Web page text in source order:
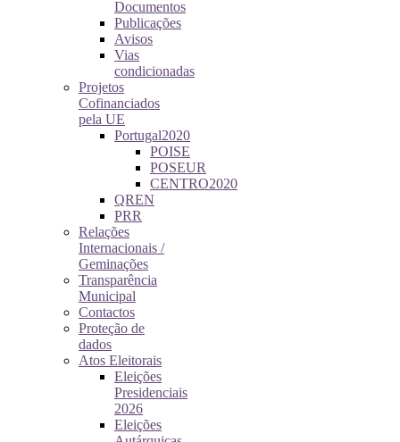
Documentos
Publicações
Avisos
Vias
condicionadas
Projetos
Cofinanciados
pela UE
Portugal2020
POISE
POSEUR
CENTRO2020
QREN
PRR
Relações
Internacionais /
Geminações
Transparência
Municipal
Contactos
Proteção de
dados
Atos Eleitorais
Eleições
Presidenciais
2026
Eleições